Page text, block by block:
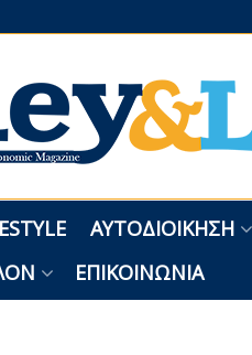
ΑΥΤΟΔΙΟΊΚΗΣΗ
ΕΠΙΚΟΙΝΩΝΊΑ